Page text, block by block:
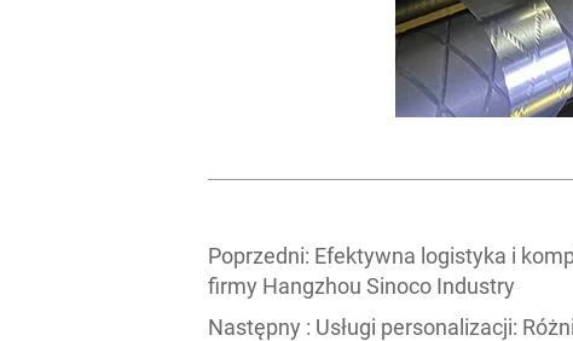
Poprzedni: Efektywna logistyka i
firmy Hangzhou Sinoco Industry
Następny : Usługi personalizacji: